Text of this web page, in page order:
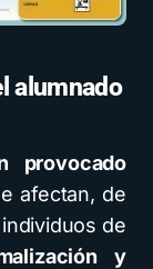
alumnado
provocado
afectan, de
de
y